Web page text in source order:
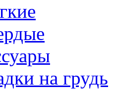
на грудь